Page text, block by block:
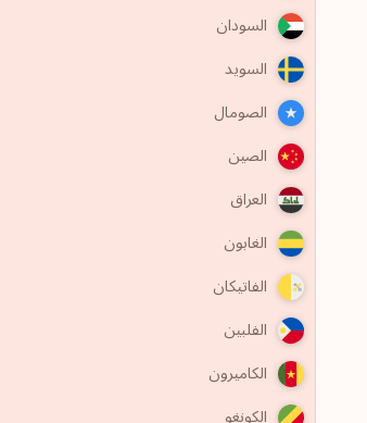
السودان
السويد
الصومال
الصين
العراق
الغابون
الفاتيكان
الفلبين
الكاميرون